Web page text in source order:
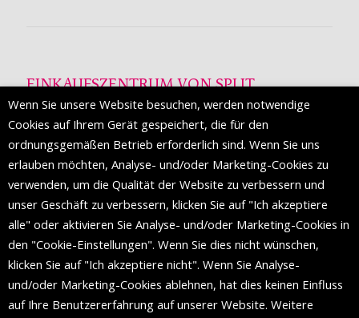
EINKAUFSZENTRUM VON SPLIT
Die Mall of Split
ist ein prestigeträchtiges Einkaufsziel mit
etwa 200 Einzelhandelsmarken und einer Reihe von
Weltmodemarken, die zum ersten Mal in Split erscheinen.
FOLGEN SIE UNS
Wenn Sie unsere Website besuchen, werden notwendige
Cookies auf Ihrem Gerät gespeichert, die für den
ordnungsgemäßen Betrieb erforderlich sind. Wenn Sie uns
erlauben möchten, Analyse- und/oder Marketing-Cookies zu
verwenden, um die Qualität der Website zu verbessern und
unser Geschäft zu verbessern, klicken Sie auf "Ich akzeptiere
alle" oder aktivieren Sie Analyse- und/oder Marketing-Cookies in
den "Cookie-Einstellungen". Wenn Sie dies nicht wünschen,
klicken Sie auf "Ich akzeptiere nicht". Wenn Sie Analyse-
und/oder Marketing-Cookies ablehnen, hat dies keinen Einfluss
auf Ihre Benutzererfahrung auf unserer Website. Weitere